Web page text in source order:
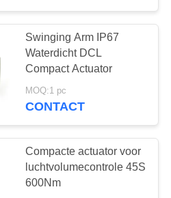
Swinging Arm IP67
Waterdicht DCL
Compact Actuator
MOQ:1 pc
CONTACT
Compacte actuator voor
luchtvolumecontrole 45S
600Nm